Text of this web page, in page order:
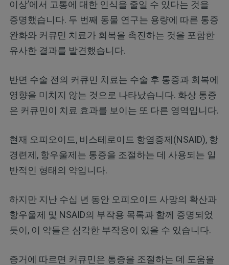
이상’에서 고통에 대한 인식을 줄일 수 있다는 것을
증명했습니다. 두 번째 동물 연구는 용량에 따른 통증
완화와 커큐민 치료가 회복을 촉진하는 것을 포함한
유사한 결과를 발견했습니다.
반면 수술 전의 커큐민 치료는 수술 후 통증과 회복에
영향을 미치지 않는 것으로 나타났습니다. 화상 통증
은 커큐민이 치료 효과를 보이는 또 다른 영역입니다.
현재 오피오이드, 비스테로이드 항염증제(NSAID), 항
경련제, 항우울제는 통증을 조절하는 데 사용되는 일
반적인 형태의 약입니다.
하지만 지난 수십 년 동안 오피오이드 사망의 확산과
항우울제 및 NSAID의 부작용 목록과 함께 증명되었
듯이, 이 약들은 심각한 부작용이 있을 수 있습니다.
증거에 따르면 커큐민은 통증을 조절하는 데 도움을